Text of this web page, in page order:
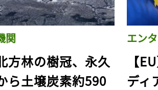
関
方林の樹冠、永久
ら土壌炭素約590
エン
【
ディ